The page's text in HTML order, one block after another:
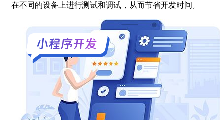
在不同的设备上进行测试和调试，从而节省开发时间。